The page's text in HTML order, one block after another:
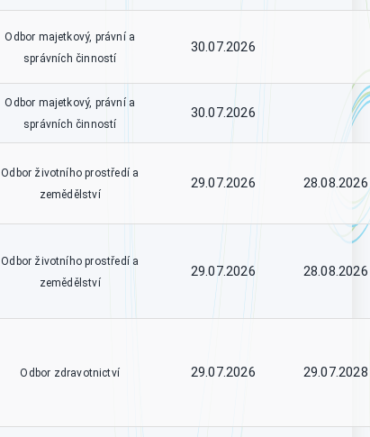
Odbor majetkový, právní a
správních činností
30.07.2026
Odbor majetkový, právní a
správních činností
30.07.2026
Odbor životního prostředí a
zemědělství
29.07.2026 28.08.2026
Odbor životního prostředí a
zemědělství
29.07.2026 28.08.2026
Odbor zdravotnictví 29.07.2026 29.07.2028